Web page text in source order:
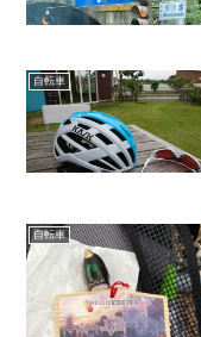
自転車
自転車